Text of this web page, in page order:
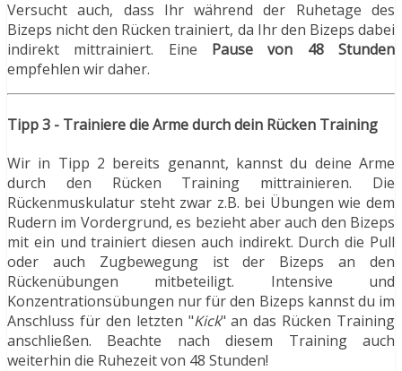
Versucht auch, dass Ihr während der Ruhetage des
Bizeps nicht den Rücken trainiert, da Ihr den Bizeps dabei
indirekt mittrainiert. Eine Pause von 48 Stunden
empfehlen wir daher.
Tipp 3 - Trainiere die Arme durch dein Rücken Training
Wir in Tipp 2 bereits genannt, kannst du deine Arme
durch den Rücken Training mittrainieren. Die
Rückenmuskulatur steht zwar z.B. bei Übungen wie dem
Rudern im Vordergrund, es bezieht aber auch den Bizeps
mit ein und trainiert diesen auch indirekt. Durch die Pull
oder auch Zugbewegung ist der Bizeps an den
Rückenübungen mitbeteiligt. Intensive und
Konzentrationsübungen nur für den Bizeps kannst du im
Anschluss für den letzten "Kick" an das Rücken Training
anschließen. Beachte nach diesem Training auch
weiterhin die Ruhezeit von 48 Stunden!